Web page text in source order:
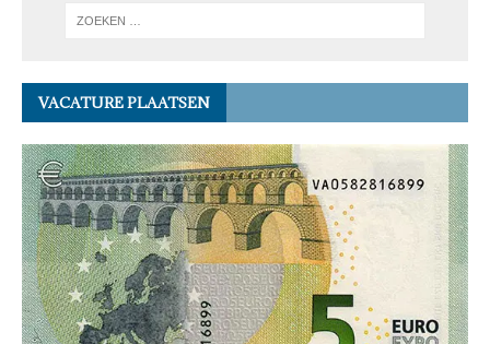
VACATURE PLAATSEN